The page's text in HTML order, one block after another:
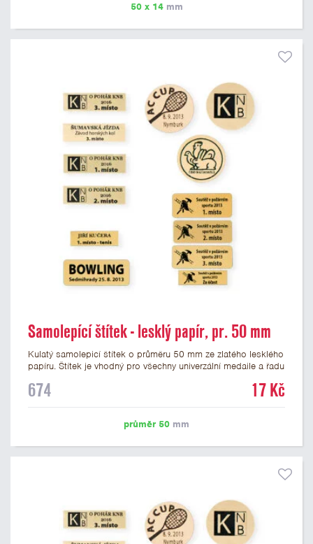
prvním kroku objednávky.50 x 14mm
Samolepící štítek - lesklý papír, pr. 50 mm
Kulatý samolepicí štítek o průměru 50 mm ze zlatého lesklého
papíru. Štítek je vhodný pro všechny univerzální medaile a řadu
mm. Na štítek je možné vytisknout logo nebo text dle vašeho
674 17 Kč
průměr 50 mm